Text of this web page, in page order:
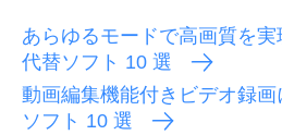
あらゆるモードで高画質を
代替ソフト 10 選
動画編集機能付きビデオ録
ソフト 10 選